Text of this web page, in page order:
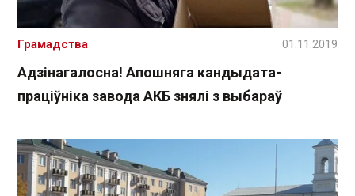
Адзінагалосна! Апошняга кандыдата-
праціўніка завода АКБ знялі з выбараў
Грамадства 01.11.2019